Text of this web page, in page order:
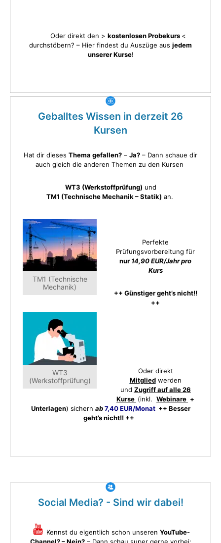
Oder direkt den > kostenlosen Probekurs <
durchstöbern? – Hier findest du Auszüge aus jedem
unserer Kurse!
Geballtes Wissen in derzeit 26
Kursen
Hat dir dieses Thema gefallen? – Ja? – Dann schaue dir
auch gleich die anderen Themen zu den Kursen
WT3 (Werkstoffprüfung) und
TM1 (Technische Mechanik – Statik) an.
TM1 (Technische
Mechanik)
WT3
(Werkstoffprüfung)
Perfekte
Prüfungsvorbereitung für
nur 14,90 EUR/Jahr pro
Kurs
++ Günstiger geht’s nicht!!
++
Oder direkt
Mitgliedwerden
und Zugriff auf alle 26
Kurse (inkl. Webinare +
Unterlagen) sichern ab7,40 EUR/Monat++ Besser
geht’s nicht!! ++
Social Media? - Sind wir dabei!
Kennst du eigentlich schon unseren YouTube-